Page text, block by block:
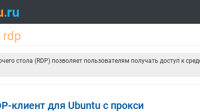
rdp
стола (RDP) позволяет пользователям получать доступ к
клиент для Ubuntu с прокси